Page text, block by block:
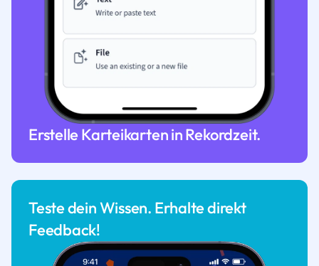
Erstelle Karteikarten in Rekordzeit.
Teste dein Wissen. Erhalte direkt
Feedback!